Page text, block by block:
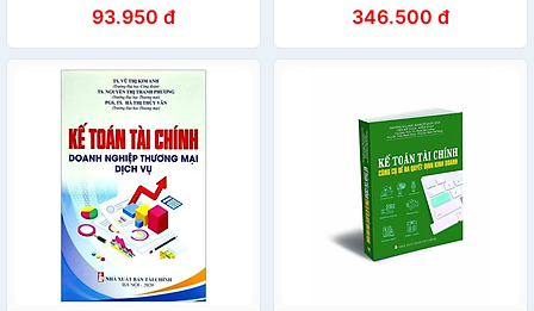
Tài chính - Minh Đức
93.950 đ 346.500 đ